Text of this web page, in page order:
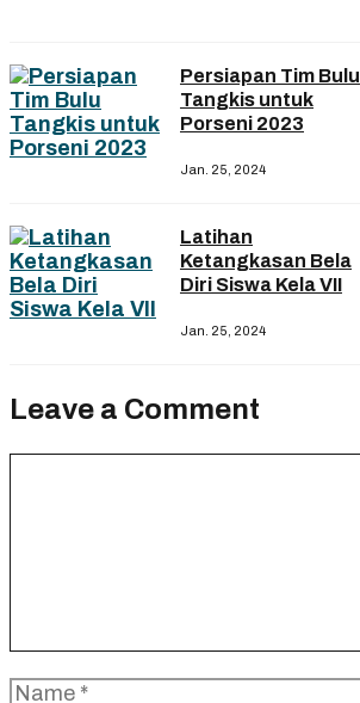
Persiapan Tim Bulu
Tangkis untuk
Porseni 2023
Jan. 25, 2024
Latihan
Ketangkasan Bela
Diri Siswa Kela VII
Jan. 25, 2024
Leave a Comment
Name